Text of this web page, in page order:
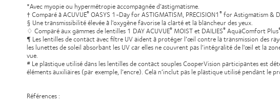
*Avec myopie ou hypermétropie accompagnée d’astigmatisme.
† Comparé à ACUVUE® OASYS 1-Day for ASTIGMATISM, PRECISION1 ® for Astigmatism &
§ Une transmissibilité élevée à l'oxygène favorise la clarté et la blancheur des yeux.
♢ Comparé aux gammes de lentilles 1 DAY ACUVUE® MOIST et DAILIES® AquaComfort Plus
¶ Les lentilles de contact avec filtre UV aident à protéger l’œil contre la transmission des
les lunettes de soleil absorbant les UV car elles ne couvrent pas l’intégralité de l'œil et la
vue.
# Le plastique utilisé dans les lentilles de contact souples CooperVision participantes est
éléments auxiliaires (par exemple, l’encre). Cela n’inclut pas le plastique utilisé pendant le
Références :